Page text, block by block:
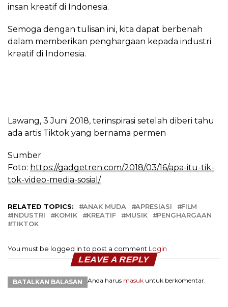
insan kreatif di Indonesia.
Semoga dengan tulisan ini, kita dapat berbenah
dalam memberikan penghargaan kepada industri
kreatif di Indonesia.
Lawang, 3 Juni 2018, terinspirasi setelah diberi tahu
ada artis Tiktok yang bernama permen
Sumber
Foto: https://gadgetren.com/2018/03/16/apa-itu-tik-
tok-video-media-sosial/
RELATED TOPICS: ANAK MUDA APRESIASI
FILM
INDUSTRI
KOMIK KREATIF MUSIK
PENGHARGAAN
TIKTOK
You must be logged in to post a comment Login
LEAVE A REPLY
BATALKAN BALASAN Anda harus masuk untuk berkomentar.